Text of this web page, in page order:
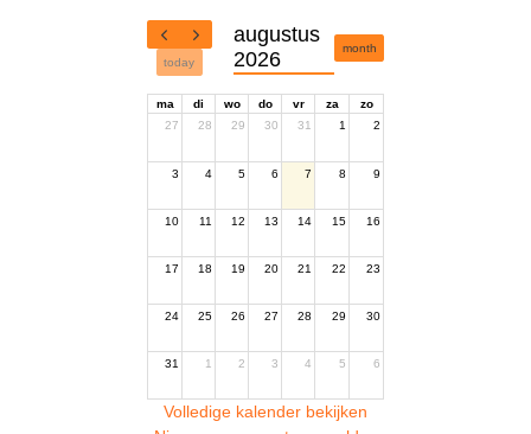
today
augustus
2026
month
ma di wo do vr za
zo
27
28 29 30 31 1 2
3 4 5 6 7 8 9
10 11 12 13 14 15 16
17 18 19 20 21 22 23
24 25 26 27 28 29 30
31 1 2 3 4 5 6
Volledige kalender bekijken